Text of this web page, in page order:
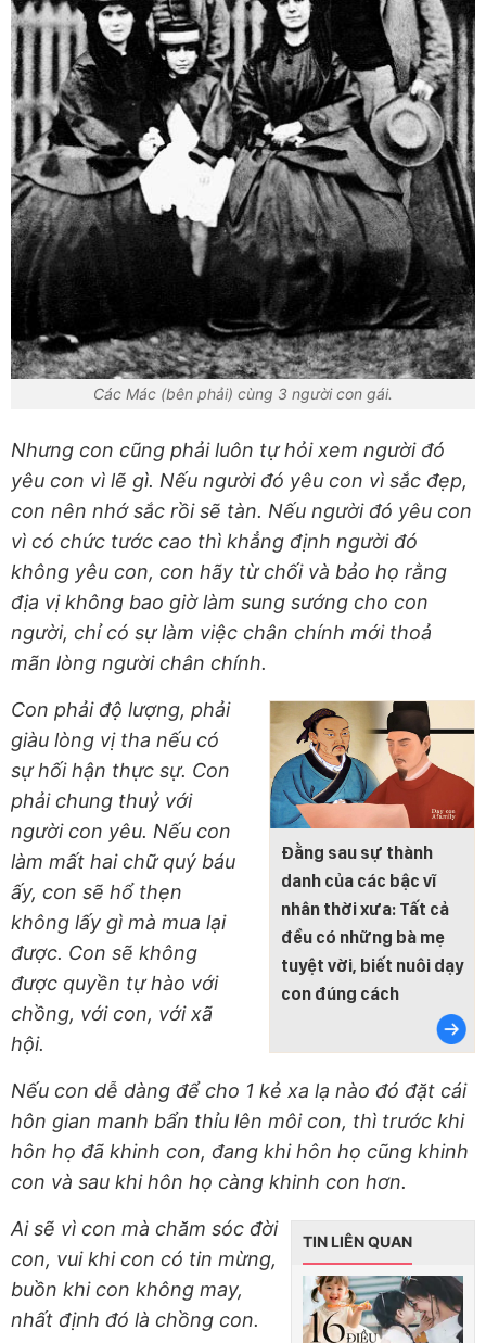
Các Mác (bên phải) cùng 3 người con gái.
Nhưng con cũng phải luôn tự hỏi xem người đó
yêu con vì lẽ gì. Nếu người đó yêu con vì sắc đẹp,
con nên nhớ sắc rồi sẽ tàn. Nếu người đó yêu con
vì có chức tước cao thì khẳng định người đó
không yêu con, con hãy từ chối và bảo họ rằng
địa vị không bao giờ làm sung sướng cho con
người, chỉ có sự làm việc chân chính mới thoả
mãn lòng người chân chính.
Đằng sau sự thành
danh của các bậc vĩ
nhân thời xưa: Tất cả
đều có những bà mẹ
tuyệt vời, biết nuôi dạy
con đúng cách
Con phải độ lượng, phải
giàu lòng vị tha nếu có
sự hối hận thực sự. Con
phải chung thuỷ với
người con yêu. Nếu con
làm mất hai chữ quý báu
ấy, con sẽ hổ thẹn
không lấy gì mà mua lại
được. Con sẽ không
được quyền tự hào với
chồng, với con, với xã
hội.
Nếu con dễ dàng để cho 1 kẻ xa lạ nào đó đặt cái
hôn gian manh bẩn thỉu lên môi con, thì trước khi
hôn họ đã khinh con, đang khi hôn họ cũng khinh
con và sau khi hôn họ càng khinh con hơn.
TIN LIÊN QUAN
Ai sẽ vì con mà chăm sóc đời
con, vui khi con có tin mừng,
buồn khi con không may,
nhất định đó là chồng con.